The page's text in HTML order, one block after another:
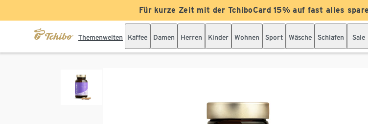
Für kurze Zeit mit der TchiboCard 15% auf fast alles
Themenwelten Kaffee Damen Herren Kinder Wohnen Sport Wäsche Schlafen Sale